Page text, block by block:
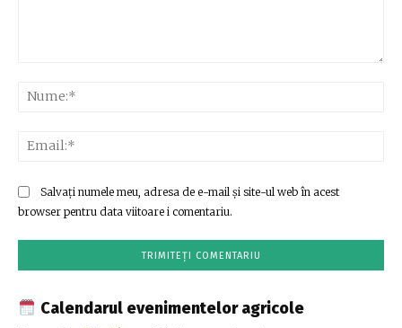
Salvați numele meu, adresa de e-mail și site-ul web în acest
browser pentru data viitoare i comentariu.
Calendarul evenimentelor agricole